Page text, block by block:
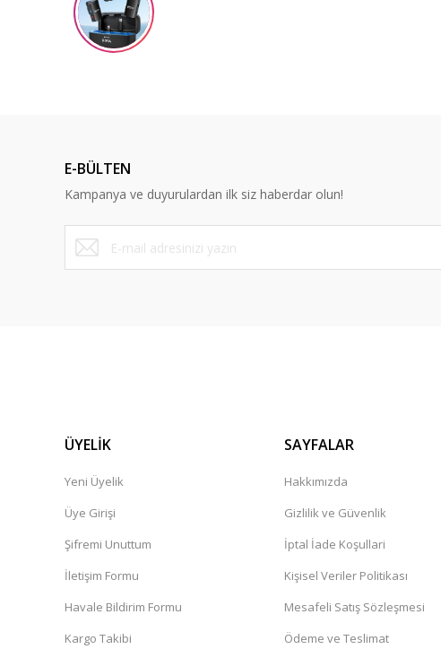
Ürün resmi kalitesiz, bozuk veya görüntülenemiyor.
Ürün açıklamasında eksik bilgiler bulunuyor.
E-BÜLTEN
Kampanya ve duyurulardan ilk siz haberdar olun!
ÜYELİK
Yeni Üyelik
Üye Girişi
Şifremi Unuttum
İletişim Formu
Havale Bildirim Formu
Kargo Takibi
SAYFALAR
Hakkımızda
Gizlilik ve Güvenlik
İptal İade Koşullari
Kişisel Veriler Politikası
Mesafeli Satış Sözleşmesi
Ödeme ve Teslimat